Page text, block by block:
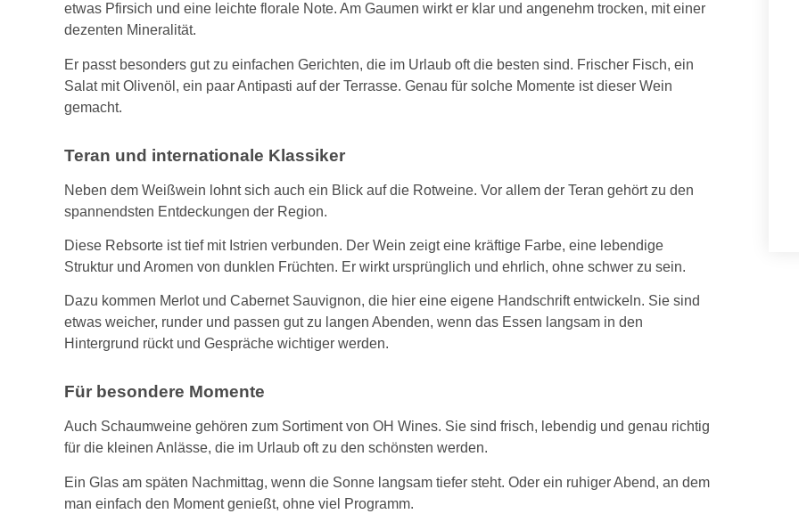
etwas Pfirsich und eine leichte florale Note. Am Gaumen wirkt er klar und angenehm trocken, mit einer
dezenten Mineralität.
Er passt besonders gut zu einfachen Gerichten, die im Urlaub oft die besten sind. Frischer Fisch, ein
Salat mit Olivenöl, ein paar Antipasti auf der Terrasse. Genau für solche Momente ist dieser Wein
gemacht.
Teran und internationale Klassiker
Neben dem Weißwein lohnt sich auch ein Blick auf die Rotweine. Vor allem der Teran gehört zu den
spannendsten Entdeckungen der Region.
Diese Rebsorte ist tief mit Istrien verbunden. Der Wein zeigt eine kräftige Farbe, eine lebendige
Struktur und Aromen von dunklen Früchten. Er wirkt ursprünglich und ehrlich, ohne schwer zu sein.
Dazu kommen Merlot und Cabernet Sauvignon, die hier eine eigene Handschrift entwickeln. Sie sind
etwas weicher, runder und passen gut zu langen Abenden, wenn das Essen langsam in den
Hintergrund rückt und Gespräche wichtiger werden.
Für besondere Momente
Auch Schaumweine gehören zum Sortiment von OH Wines. Sie sind frisch, lebendig und genau richtig
für die kleinen Anlässe, die im Urlaub oft zu den schönsten werden.
Ein Glas am späten Nachmittag, wenn die Sonne langsam tiefer steht. Oder ein ruhiger Abend, an dem
man einfach den Moment genießt, ohne viel Programm.